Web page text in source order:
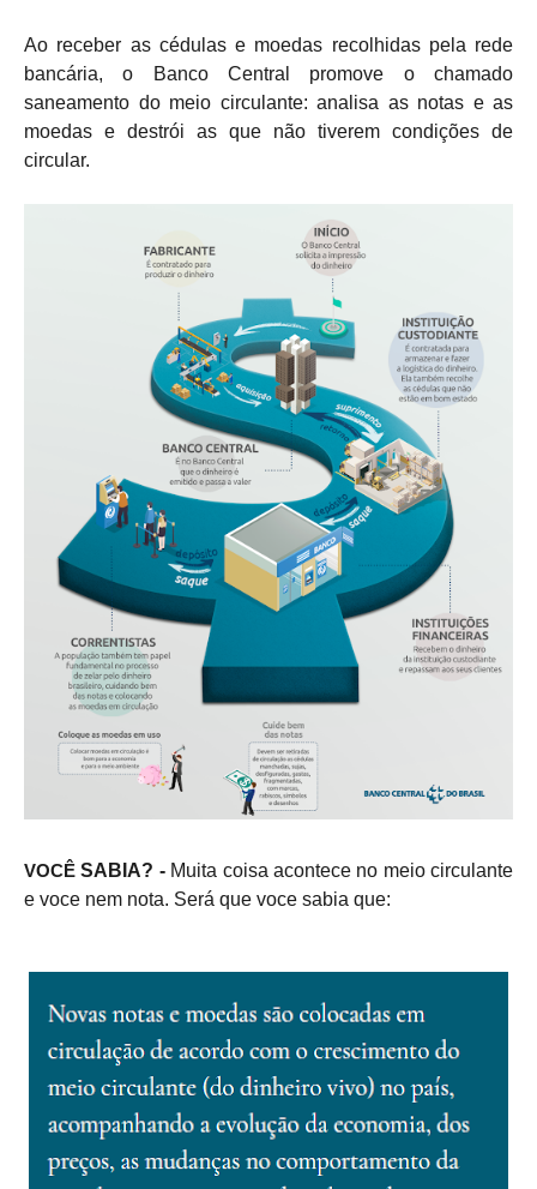
Ao receber as cédulas e moedas recolhidas pela rede
bancária, o Banco Central promove o chamado
saneamento do meio circulante: analisa as notas e as
moedas e destrói as que não tiverem condições de
circular.
VOCÊ SABIA? - Muita coisa acontece no meio circulante
e voce nem nota. Será que voce sabia que: